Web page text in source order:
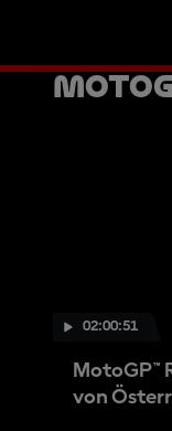
02:00:51
MotoGP™
von